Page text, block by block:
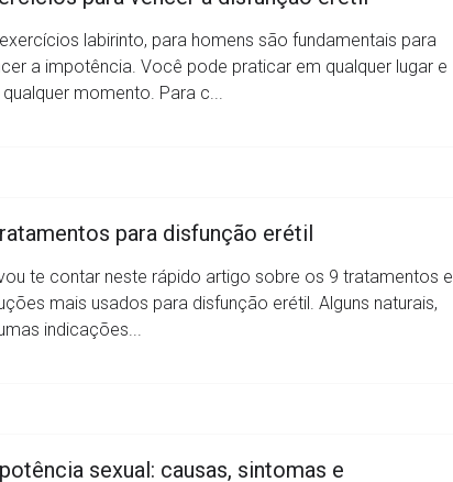
labirinto, para homens são fundamentais para
a impotência. Você pode praticar em qualquer lugar e
momento. Para c...
para disfunção erétil
te contar neste rápido artigo sobre os 9 tratamentos e
mais usados para disfunção erétil. Alguns naturais,
indicações...
sexual: causas, sintomas e